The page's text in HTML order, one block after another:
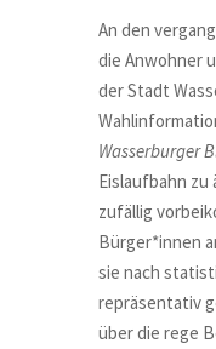
An den
die Anwohner
der Stadt
Wasserburger
Eislaufbahn
zufällig
Bürger*innen
sie nach
repräsentativ
über die rege